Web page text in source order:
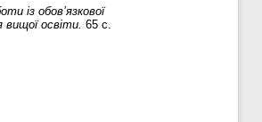
із обов’язкової
вищої освіти. 65 с.